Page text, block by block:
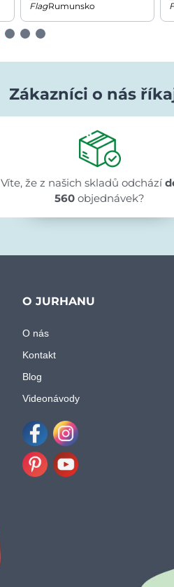
Rumunsko
Zákazníci o nás
Evka Hýlová
před 15 hodinami
★★★★★
★★★★★
★★★★★
"Rychlé,v pořádku."
Víte, že z našich skladů odchází
560 objednávek?
O JURHANU
O nás
Kontakt
Blog
Videonávody
FacebookInstagram